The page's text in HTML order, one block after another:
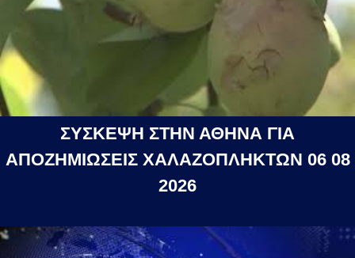
ΣΥΣΚΕΨΗ ΣΤΗΝ ΑΘΗΝΑ ΓΙΑ
ΑΠΟΖΗΜΙΩΣΕΙΣ ΧΑΛΑΖΟΠΛΗΚΤΩΝ 06 08
2026